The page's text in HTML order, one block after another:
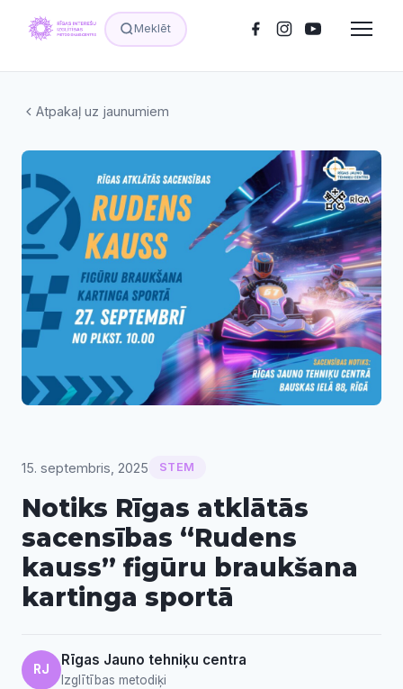
Meklēt
Atpakaļ uz jaunumiem
15. septembris, 2025 STEM
Notiks Rīgas atklātās
sacensības “Rudens
kauss” figūru braukšana
kartinga sportā
RJ
Rīgas Jauno tehniķu centra
Izglītības metodiķi